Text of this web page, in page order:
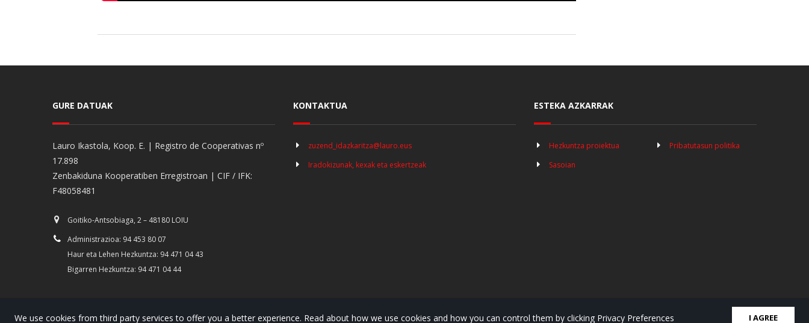
GURE DATUAK
Lauro Ikastola, Koop. E. | Registro de Cooperativas nº
17.898
Zenbakiduna Kooperatiben Erregistroan | CIF / IFK:
F48058481
Goitiko-Antsobiaga, 2 – 48180 LOIU
Administrazioa: 94 453 80 07
Haur eta Lehen Hezkuntza: 94 471 04 43
Bigarren Hezkuntza: 94 471 04 44
KONTAKTUA
zuzend_idazkaritza@lauro.eus
Iradokizunak, kexak eta eskertzeak
ESTEKA AZKARRAK
Hezkuntza proiektua
Sasoian
Pribatutasun politika
© Copyright 2022. Lauro Ikastola Doble Clic-ek garatutako webgunea
We use cookies from third party services to offer you a better experience. Read about how we use cookies and how you can control them by clicking Privacy Preferences I AGREE